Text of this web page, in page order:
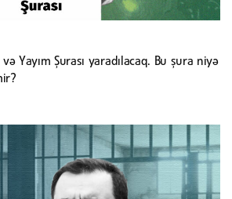
Yayım Şurası yaradılacaq. Bu şura niyə